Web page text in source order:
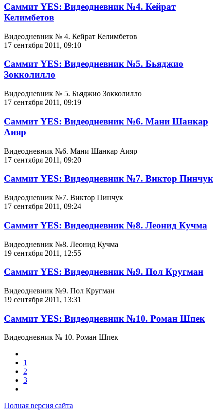
Саммит YES: Видеодневник №4. Кейрат
Келимбетов
Видеодневник № 4. Кейрат Келимбетов
17 сентября 2011, 09:10
Саммит YES: Видеодневник №5. Бьяджио
Зокколилло
Видеодневник № 5. Бьяджио Зокколилло
17 сентября 2011, 09:19
Саммит YES: Видеодневник №6. Мани Шанкар
Аияр
Видеодневник №6. Мани Шанкар Аияр
17 сентября 2011, 09:20
Саммит YES: Видеодневник №7. Виктор Пинчук
Видеодневник №7. Виктор Пинчук
17 сентября 2011, 09:24
Саммит YES: Видеодневник №8. Леонид Кучма
Видеодневник №8. Леонид Кучма
19 сентября 2011, 12:55
Саммит YES: Видеодневник №9. Пол Кругман
Видеодневник №9. Пол Кругман
19 сентября 2011, 13:31
Саммит YES: Видеодневник №10. Роман Шпек
Видеодневник № 10. Роман Шпек
1
2
3
Полная версия сайта